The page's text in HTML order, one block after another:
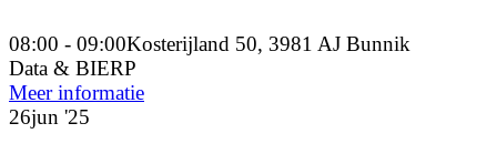
08:00 - 09:00Kosterijland 50, 3981 AJ Bunnik
Data & BIERP
Meer informatie
26jun '25